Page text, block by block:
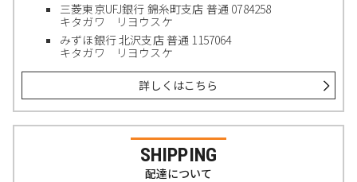
三菱東京UFJ銀行 錦糸町支店 普通 0784258
キタガワ リヨウスケ
みずほ銀行 北沢支店 普通 1157064
キタガワ リヨウスケ
詳しくはこちら
SHIPPING
配達について